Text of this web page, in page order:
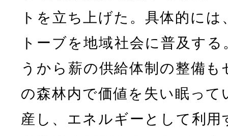
トを立ち上げた。具体的に
トーブを地域社会に普及す
うから薪の供給体制の整備
の森林内で価値を失い眠っ
産し、エネルギーとして利